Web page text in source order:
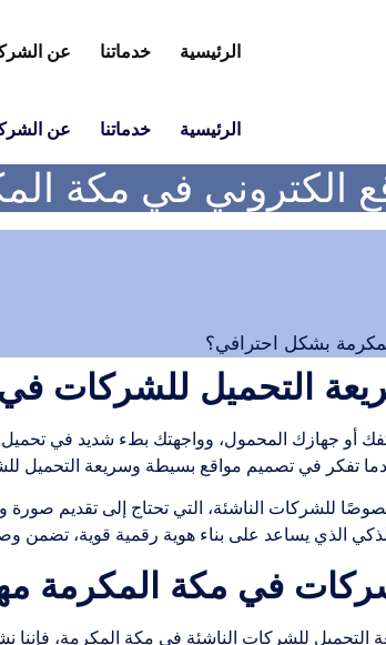
الرئيسية خدماتنا عن
الرئيسية خدماتنا عن
الكتروني في مكة
بشكل احترافي؟
التحميل للشركات
جهازك المحمول، وواجهتك بطء شديد في تحميل
تفكر في تصميم مواقع بسيطة وسريعة التحميل
للشركات الناشئة، التي تحتاج إلى تقديم
الذي يساعد على بناء هوية رقمية قوية، تضمن
في مكة المكرمة
للشركات الناشئة في مكة المكرمة، فإننا